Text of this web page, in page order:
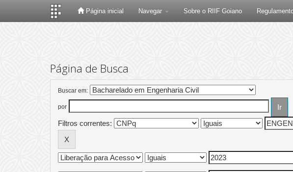
Página inicial Navegar Sobre o RIIF Goiano
Página de Busca
Buscar em:
por
Filtros correntes: